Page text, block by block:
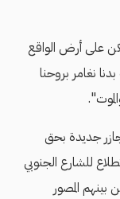
على أرض الواقع
نغامر بروحنا
جديدة بحق
للشارع الجنوبي
مقتل 13 شخصًا، من بينهم المصور